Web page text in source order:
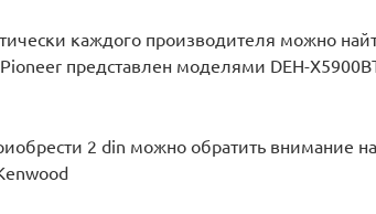
каждого производителя можно
представлен моделями DEH-
2 din можно обратить внимание